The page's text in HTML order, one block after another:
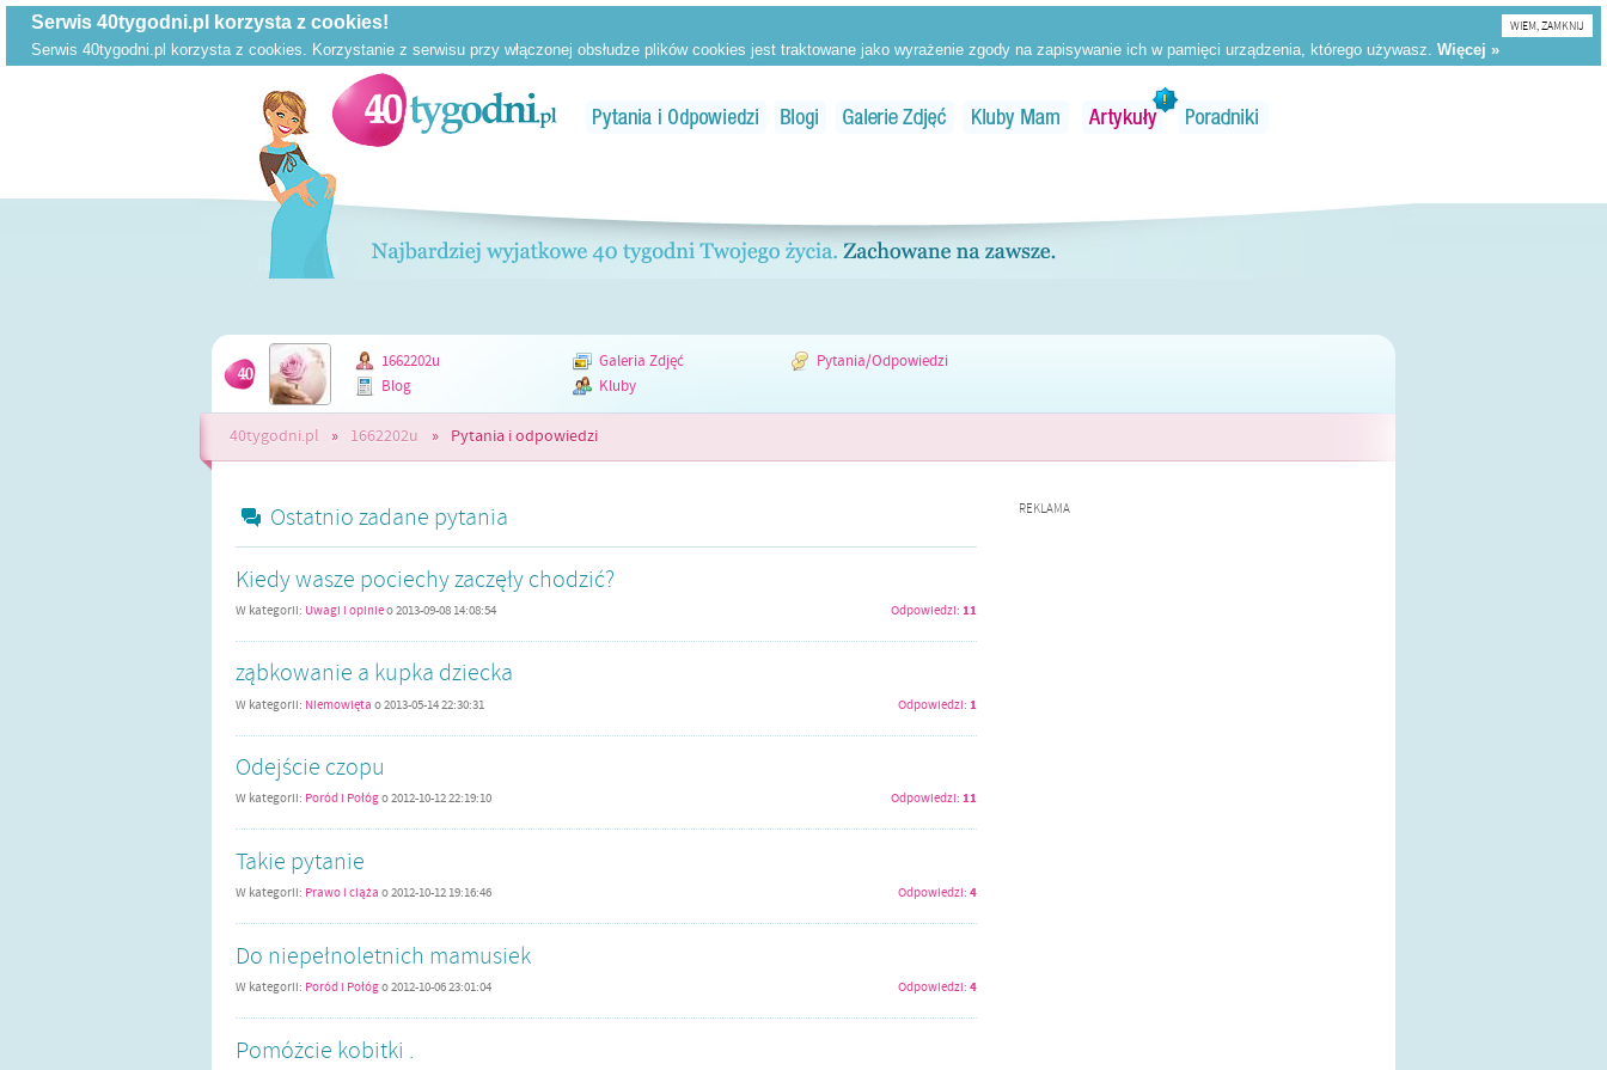
WIEM, ZAMKNIJ
1662202u Galeria Zdjęć
Pytania/Odpowiedzi
Blog
Kluby
40tygodni.pl » 1662202u » Pytania i odpowiedzi
Ostatnio zadane pytania
Kiedy wasze pociechy zaczęły chodzić?
W kategorii: Uwagi i opinieo2013-09-08 14:08:54 Odpowiedzi: 11
ząbkowanie a kupka dziecka
W kategorii: Niemowlęta o2013-05-14 22:30:31 Odpowiedzi: 1
Odejście czopu
W kategorii: Poród i Połógo2012-10-12 22:19:10 Odpowiedzi: 11
Takie pytanie
W kategorii: Prawo i ciąża o2012-10-12 19:16:46 Odpowiedzi: 4
Do niepełnoletnich mamusiek
W kategorii: Poród i Połógo2012-10-06 23:01:04 Odpowiedzi: 4
Pomóżcie kobitki .
REKLAMA